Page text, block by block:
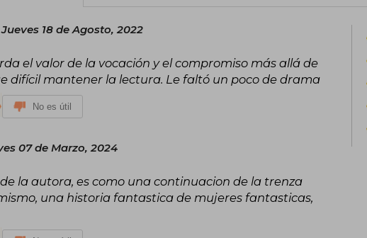
Jueves 18 de Agosto, 2022
el valor de la vocación y el compromiso más allá de
difícil mantener la lectura. Le faltó un poco de drama
No es útil
07 de Marzo, 2024
la autora, es como una continuacion de la trenza
una historia fantastica de mujeres fantasticas,